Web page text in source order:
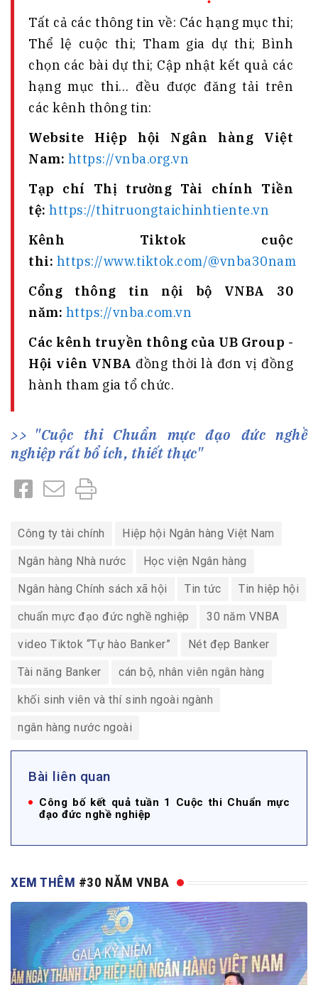
Tất cả các thông tin về: Các hạng mục thi;
Thể lệ cuộc thi; Tham gia dự thi; Bình
chọn các bài dự thi; Cập nhật kết quả các
hạng mục thi… đều được đăng tải trên
các kênh thông tin:
Website Hiệp hội Ngân hàng Việt
Nam: https://vnba.org.vn
Tạp chí Thị trường Tài chính Tiền
tệ: https://thitruongtaichinhtiente.vn
Kênh Tiktok cuộc
thi: https://www.tiktok.com/@vnba30nam
Cổng thông tin nội bộ VNBA 30
năm: https://vnba.com.vn
Các kênh truyền thông của UB Group -
Hội viên VNBA đồng thời là đơn vị đồng
hành tham gia tổ chức.
"Cuộc thi Chuẩn mực đạo đức nghề
nghiệp rất bổ ích, thiết thực"
Công ty tài chính Hiệp hội Ngân hàng Việt Nam
Ngân hàng Nhà nước Học viện Ngân hàng
Ngân hàng Chính sách xã hội Tin tức Tin hiệp hội
chuẩn mực đạo đức nghề nghiệp 30 năm VNBA
video Tiktok “Tự hào Banker” Nét đẹp Banker
Tài năng Banker cán bộ, nhân viên ngân hàng
khối sinh viên và thí sinh ngoài ngành
ngân hàng nước ngoài
Bài liên quan
Công bố kết quả tuần 1 Cuộc thi Chuẩn mực
đạo đức nghề nghiệp
XEM THÊM #30 NĂM VNBA